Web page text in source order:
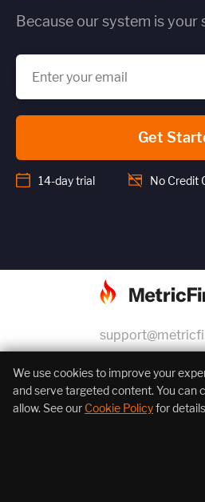
Because our system is your
Get
14-day trial No Credit
+1 (855) 206-
We use cookies to improve your
and serve targeted content. You can
allow. See our Cookie Policyfor